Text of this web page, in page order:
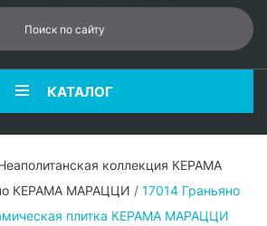
КАТАЛОГ
коллекция КЕРАМА
КЕРАМА МАРАЦЦИ / 17014 Граньяно
плитка КЕРАМА МАРАЦЦИ